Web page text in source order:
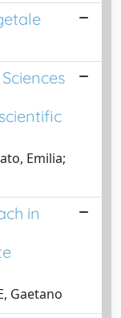
Emilia;
in
Gaetano